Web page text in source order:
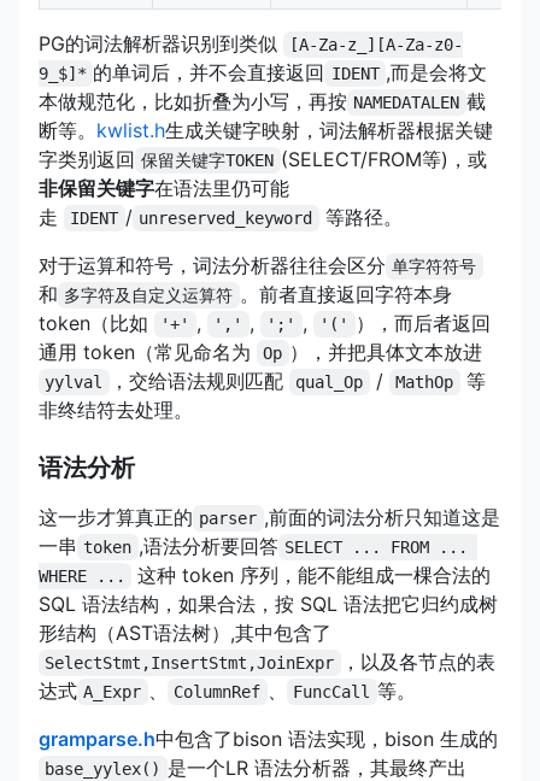
PG的词法解析器识别到类似
[A-Za-z_][A-Za-z0-
9_$]* 的单词后，并不会直接返回 IDENT ,而是会将文
本做规范化，比如折叠为小写，再按 NAMEDATALEN 截
断等。 kwlist.h生成关键字映射，词法解析器根据关键
字类别返回 保留关键字TOKEN (SELECT/FROM等)，或
非保留关键字在语法里仍可能
走
IDENT / unreserved_keyword
等路径。
对于运算和符号，词法分析器往往会区分 单字符符号
和 多字符及自定义运算符 。前者直接返回字符本身
token（比如
'+' , ',' , ';' , '('
），而后者返回
通用 token（常见命名为
Op ），并把具体文本放进
yylval ，交给语法规则匹配 qual_Op / MathOp
等
非终结符去处理。
语法分析
这一步才算真正的 parser ,前面的词法分析只知道这是
一串 token ,语法分析要回答 SELECT ... FROM ...
WHERE ...
这种 token 序列，能不能组成一棵合法的
SQL 语法结构，如果合法，按 SQL 语法把它归约成树
形结构（AST语法树）,其中包含了
SelectStmt,InsertStmt,JoinExpr
，以及各节点的表
达式 A_Expr ColumnRef FuncCall 等。
gramparse.h中包含了bison 语法实现，bison 生成的
base_yylex() 是一个LR 语法分析器，其最终产出